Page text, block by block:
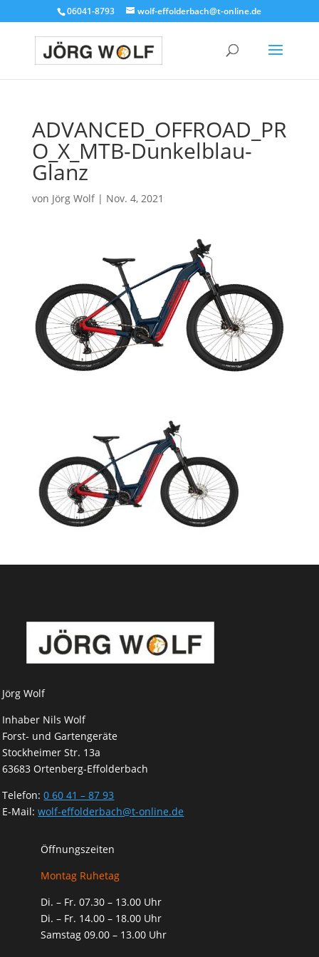
06041-8793 wolf-effolderbach@t-online.de
ADVANCED_OFFROAD_PR
O_X_MTB-Dunkelblau-
Glanz
von Jörg Wolf| Nov. 4, 2021
Jörg Wolf
Inhaber Nils Wolf
Forst- und Gartengeräte
Stockheimer Str. 13a
63683 Ortenberg-Effolderbach
Telefon:0 60 41 – 87 93
E-Mail:wolf-effolderbach@t-online.de
Öffnungszeiten
Montag Ruhetag
Di. – Fr. 07.30 – 13.00 Uhr
Di. – Fr. 14.00 – 18.00 Uhr
Samstag 09.00 – 13.00 Uhr